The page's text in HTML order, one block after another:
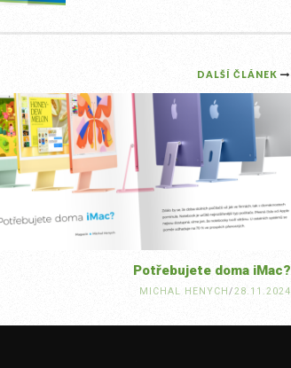
DALŠÍ ČLÁNEK
Potřebujete doma iMac?
MICHAL HENYCH/28.11.2024